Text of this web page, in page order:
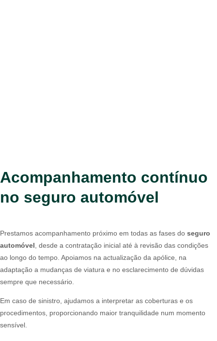
Acompanhamento contínuo
no seguro automóvel
Prestamos acompanhamento próximo em todas as fases do seguro
automóvel , desde a contratação inicial até à revisão das condições
ao longo do tempo. Apoiamos na actualização da apólice, na
adaptação a mudanças de viatura e no esclarecimento de dúvidas
sempre que necessário.
Em caso de sinistro, ajudamos a interpretar as coberturas e os
procedimentos, proporcionando maior tranquilidade num momento
sensível.